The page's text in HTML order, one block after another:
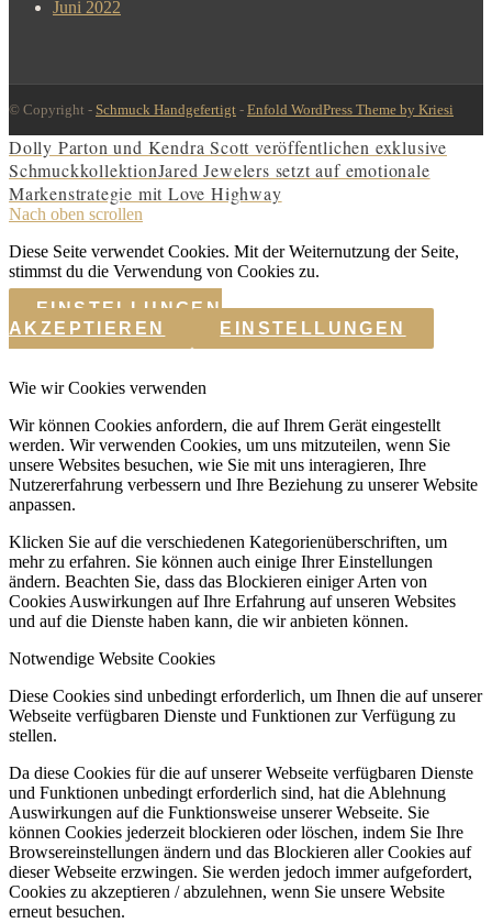
Juni 2022
© Copyright - Schmuck Handgefertigt - Enfold WordPress Theme by Kriesi
Dolly Parton und Kendra Scott veröffentlichen exklusive
SchmuckkollektionJared Jewelers setzt auf emotionale
Markenstrategie mit Love Highway
Nach oben scrollen
Diese Seite verwendet Cookies. Mit der Weiternutzung der Seite,
stimmst du die Verwendung von Cookies zu.
EINSTELLUNGEN
AKZEPTIEREN
EINSTELLUNGEN
Wie wir Cookies verwenden
Wir können Cookies anfordern, die auf Ihrem Gerät eingestellt
werden. Wir verwenden Cookies, um uns mitzuteilen, wenn Sie
unsere Websites besuchen, wie Sie mit uns interagieren, Ihre
Nutzererfahrung verbessern und Ihre Beziehung zu unserer Website
anpassen.
Klicken Sie auf die verschiedenen Kategorienüberschriften, um
mehr zu erfahren. Sie können auch einige Ihrer Einstellungen
ändern. Beachten Sie, dass das Blockieren einiger Arten von
Cookies Auswirkungen auf Ihre Erfahrung auf unseren Websites
und auf die Dienste haben kann, die wir anbieten können.
Notwendige Website Cookies
Diese Cookies sind unbedingt erforderlich, um Ihnen die auf unserer
Webseite verfügbaren Dienste und Funktionen zur Verfügung zu
stellen.
Da diese Cookies für die auf unserer Webseite verfügbaren Dienste
und Funktionen unbedingt erforderlich sind, hat die Ablehnung
Auswirkungen auf die Funktionsweise unserer Webseite. Sie
können Cookies jederzeit blockieren oder löschen, indem Sie Ihre
Browsereinstellungen ändern und das Blockieren aller Cookies auf
dieser Webseite erzwingen. Sie werden jedoch immer aufgefordert,
Cookies zu akzeptieren / abzulehnen, wenn Sie unsere Website
erneut besuchen.